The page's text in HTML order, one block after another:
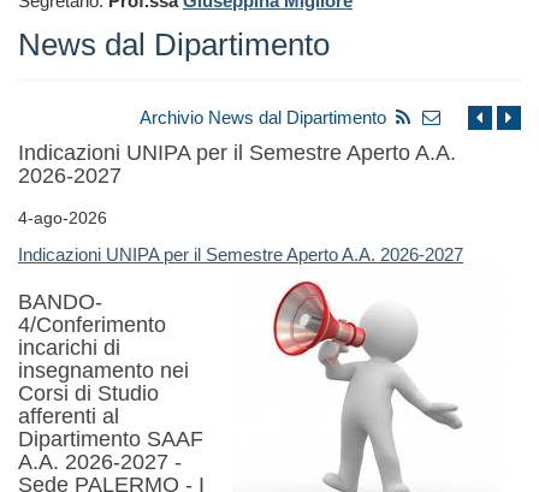
News dal Dipartimento
Archivio News dal Dipartimento
Indicazioni UNIPA per il Semestre Aperto A.A.
2026-2027
4-ago-2026
Indicazioni UNIPA per il Semestre Aperto A.A. 2026-2027
BANDO-
4/Conferimento
incarichi di
insegnamento nei
Corsi di Studio
afferenti al
Dipartimento SAAF
A.A. 2026-2027 -
Sede PALERMO - I